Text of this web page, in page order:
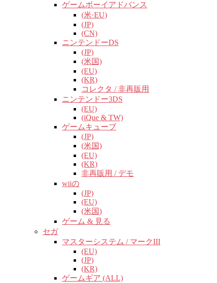
ゲームボーイアドバンス
(米·EU)
(JP)
(CN)
ニンテンドーDS
(JP)
(米国)
(EU)
(KR)
コレクタ / 非再販用
ニンテンドー3DS
(EU)
(iQue & TW)
ゲームキューブ
(JP)
(米国)
(EU)
(KR)
非再販用 / デモ
wiiの
(JP)
(EU)
(米国)
ゲーム & 見る
セガ
マスターシステム / マークIII
(EU)
(JP)
(KR)
ゲームギア (ALL)